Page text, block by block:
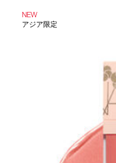
NEW
アジア限定